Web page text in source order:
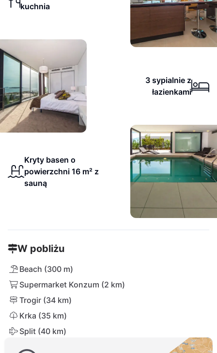
kuchnia
3 sypialnie z
łazienkami
Kryty basen o
powierzchni 16 m² z
sauną
W pobliżu
Beach (300 m)
Supermarket Konzum (2 km)
Trogir (34 km)
Krka (35 km)
Split (40 km)